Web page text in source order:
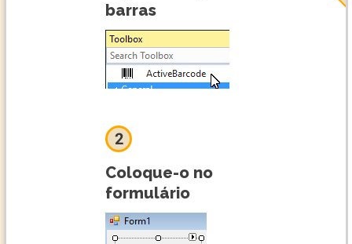
barras
2
Coloque-o no
formulário